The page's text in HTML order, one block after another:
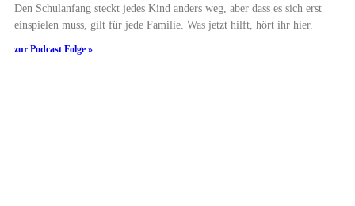
Den Schulanfang steckt jedes Kind anders weg, aber dass es sich erst
einspielen muss, gilt für jede Familie. Was jetzt hilft, hört ihr hier.
zur Podcast Folge »